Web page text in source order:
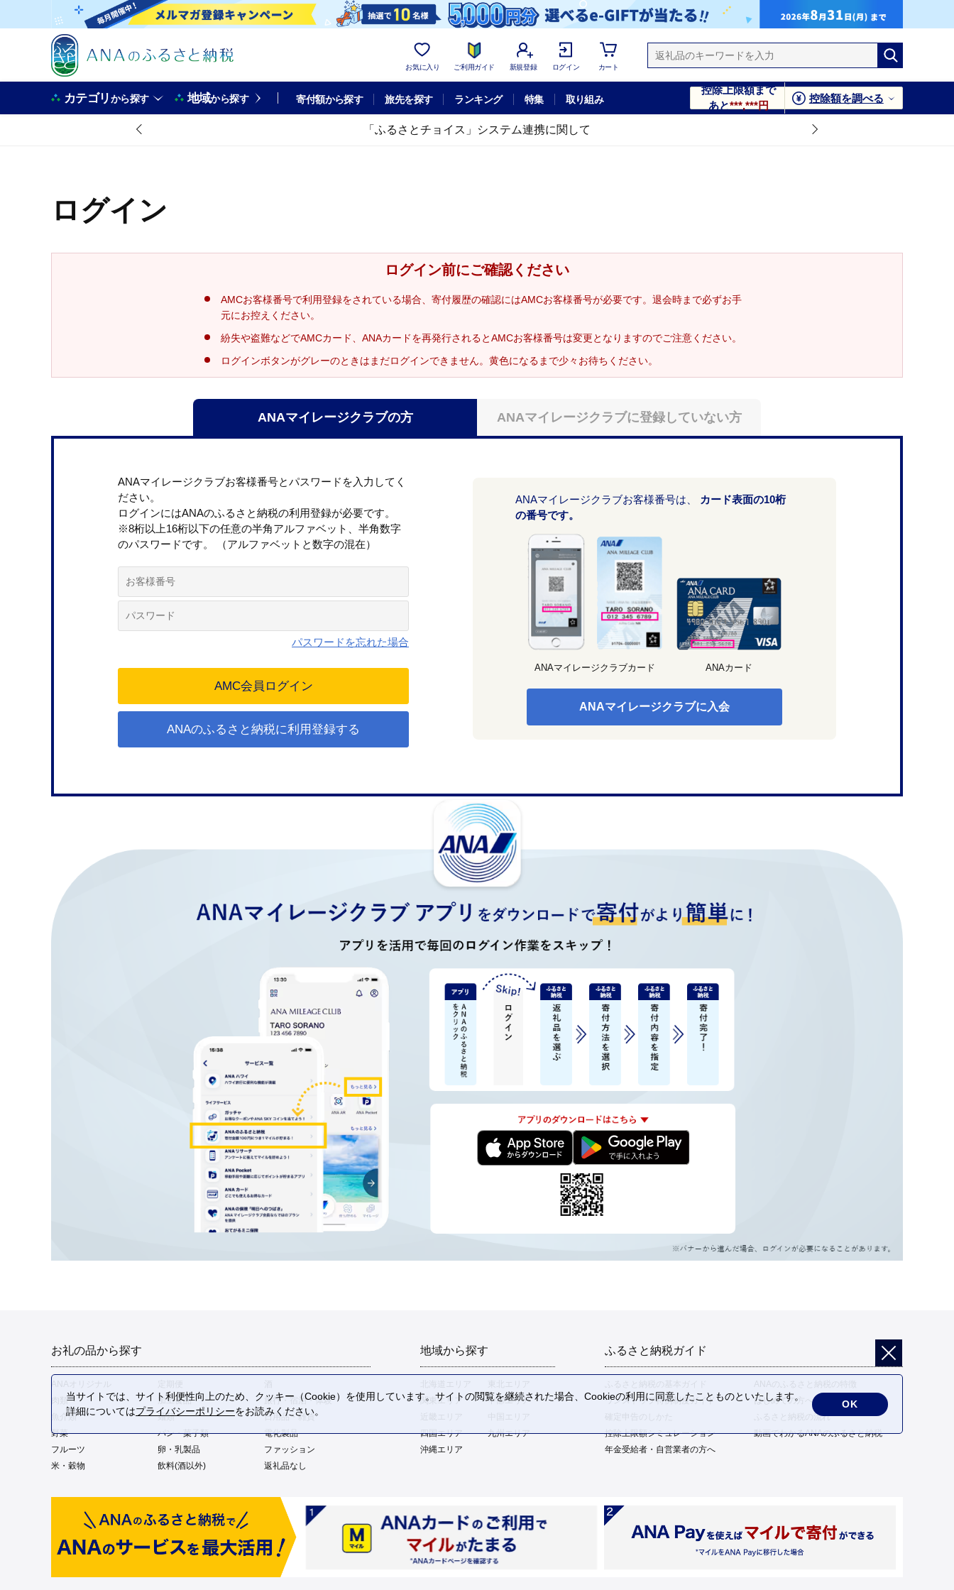
お気に入り ご利用ガイド 新規登録 ログイン カート
カテゴリから探す 地域から探す 寄付額から探す 旅先を探す ランキング 特集 取り組み
控除上限額まで
あと***,***円
控除額を調べる
「ふるさとチョイス」システム連携に関して
ログイン
ログイン前にご確認ください
AMCお客様番号で利用登録をされている場合、寄付履歴の確認にはAMCお客様番号が必要です。退会時まで必ずお手
元にお控えください。
紛失や盗難などでAMCカード、ANAカードを再発行されるとAMCお客様番号は変更となりますのでご注意ください。
ログインボタンがグレーのときはまだログインできません。黄色になるまで少々お待ちください。
ANAマイレージクラブの方 ANAマイレージクラブに登録していない方
ANAマイレージクラブお客様番号とパスワードを入力してく
ださい。
ログインにはANAのふるさと納税の利用登録が必要です。
※8桁以上16桁以下の任意の半角アルファベット、半角数字
のパスワードです。 （アルファベットと数字の混在）
パスワードを忘れた場合
ANAのふるさと納税に利用登録する
ANAマイレージクラブお客様番号は、
カード表面の10桁
の番号です。
ANAマイレージクラブカード ANAカード
ANAマイレージクラブに入会
お礼の品から探す
肉類
加工食品
旅行・宿泊・体験
魚介類
麺類
日用品・雑貨
野菜
パン・菓子類
電化製品
フルーツ
卵・乳製品
ファッション
米・穀物
飲料(酒以外) 返礼品なし
地域から探す
関東エリア
中部エリア
四国エリア
九州エリア
沖縄エリア
ふるさと納税ガイド
ふるさと納税の基本ガイド
ANAのふるさと納税の特徴
ワンストップ特例制度ガイド
はじめての方へ
ふるさと納税の流れ
控除上限額シミュレーション
動画でわかるANAのふるさと納税
年金受給者・自営業者の方へ
当サイトでは、サイト利便性向上のため、クッキー（Cookie）を使用しています。サイトの閲覧を継続された場合、Cookieの利用に同意したことものといたします。
詳細についてはプライバシーポリシーをお読みください。
OK